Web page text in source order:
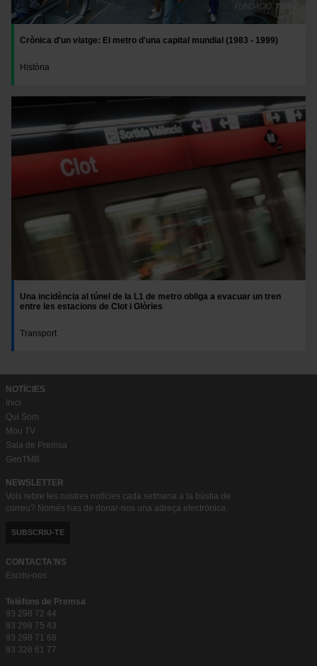
Crònica d'un viatge: El metro d'una capital mundial (1983 - 1999)
Història
Una incidència al túnel de la L1 de metro obliga a evacuar un tren
entre les estacions de Clot i Glòries
Transport
NOTÍCIES
Inici
Qui Som
Mou TV
Sala de Premsa
GenTMB
NEWSLETTER
Vols rebre les nostres notícies cada setmana a la bústia de
correu? Només has de donar-nos una adreça electrònica.
SUBSCRIU-TE
CONTACTA'NS
Escriu-nos
Telèfons de Premsa
93 298 72 44
93 298 75 43
93 298 71 68
93 328 61 77